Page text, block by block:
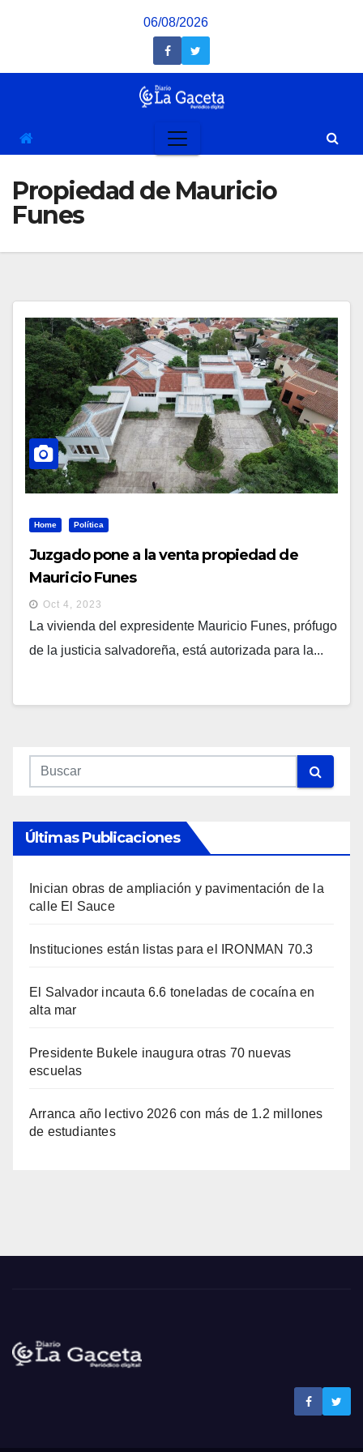
06/08/2026
Propiedad de Mauricio
Funes
Home Política
Juzgado pone a la venta propiedad de
Mauricio Funes
Oct 4, 2023
La vivienda del expresidente Mauricio Funes, prófugo
de la justicia salvadoreña, está autorizada para la...
Últimas Publicaciones
Inician obras de ampliación y pavimentación de la
calle El Sauce
Instituciones están listas para el IRONMAN 70.3
El Salvador incauta 6.6 toneladas de cocaína en
alta mar
Presidente Bukele inaugura otras 70 nuevas
escuelas
Arranca año lectivo 2026 con más de 1.2 millones
de estudiantes